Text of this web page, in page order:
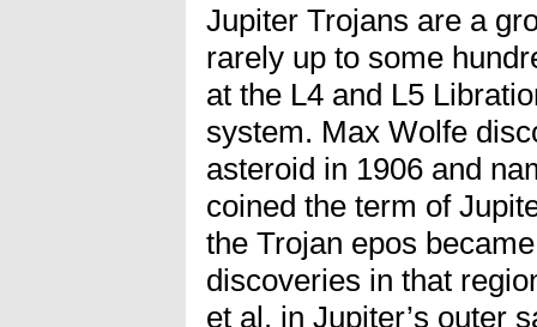
Jupiter Trojans are a
rarely up to some
at the L4 and L5
system. Max Wolfe
asteroid in 1906 and
coined the term of
the Trojan epos
discoveries in that
et al. in Jupiter’s outer